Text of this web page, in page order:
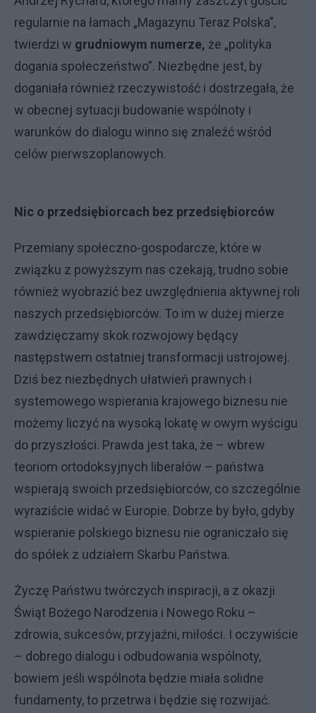
regularnie na łamach „Magazynu Teraz Polska”,
twierdzi w grudniowym numerze, że „polityka
dogania społeczeństwo”. Niezbędne jest, by
doganiała również rzeczywistość i dostrzegała, że
w obecnej sytuacji budowanie wspólnoty i
warunków do dialogu winno się znaleźć wśród
celów pierwszoplanowych.
Nic o przedsiębiorcach bez przedsiębiorców
Przemiany społeczno-gospodarcze, które w
związku z powyższym nas czekają, trudno sobie
również wyobrazić bez uwzględnienia aktywnej roli
naszych przedsiębiorców. To im w dużej mierze
zawdzięczamy skok rozwojowy będący
następstwem ostatniej transformacji ustrojowej.
Dziś bez niezbędnych ułatwień prawnych i
systemowego wspierania krajowego biznesu nie
możemy liczyć na wysoką lokatę w owym wyścigu
do przyszłości. Prawda jest taka, że – wbrew
teoriom ortodoksyjnych liberałów – państwa
wspierają swoich przedsiębiorców, co szczególnie
wyraziście widać w Europie. Dobrze by było, gdyby
wspieranie polskiego biznesu nie ograniczało się
do spółek z udziałem Skarbu Państwa.
Życzę Państwu twórczych inspiracji, a z okazji
Świąt Bożego Narodzenia i Nowego Roku –
zdrowia, sukcesów, przyjaźni, miłości. I oczywiście
– dobrego dialogu i odbudowania wspólnoty,
bowiem jeśli wspólnota będzie miała solidne
fundamenty, to przetrwa i będzie się rozwijać.